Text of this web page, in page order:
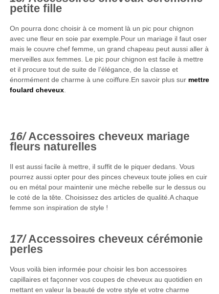
petite fille
On pourra donc choisir à ce moment là un pic pour chignon
avec une fleur en soie par exemple.Pour un mariage il faut oser
mais le couvre chef femme, un grand chapeau peut aussi aller à
merveilles aux femmes. Le pic pour chignon est facile à mettre
et il procure tout de suite de l’élégance, de la classe et
énormément de charme à une coiffure.En savoir plus sur mettre
foulard cheveux
Accessoires cheveux mariage
fleurs naturelles
Il est aussi facile à mettre, il suffit de le piquer dedans. Vous
pourrez aussi opter pour des pinces cheveux toute jolies en cuir
ou en métal pour maintenir une mèche rebelle sur le dessus ou
le coté de la tête. Choisissez des articles de qualité.A chaque
femme son inspiration de style !
Accessoires cheveux cérémonie
perles
Vous voilà bien informée pour choisir les bon accessoires
capillaires et façonner vos coupes de cheveux au quotidien en
mettant en valeur la beauté de votre style et votre charme